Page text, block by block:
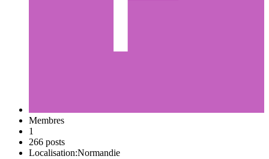
Membres
1
266 posts
Localisation:Normandie